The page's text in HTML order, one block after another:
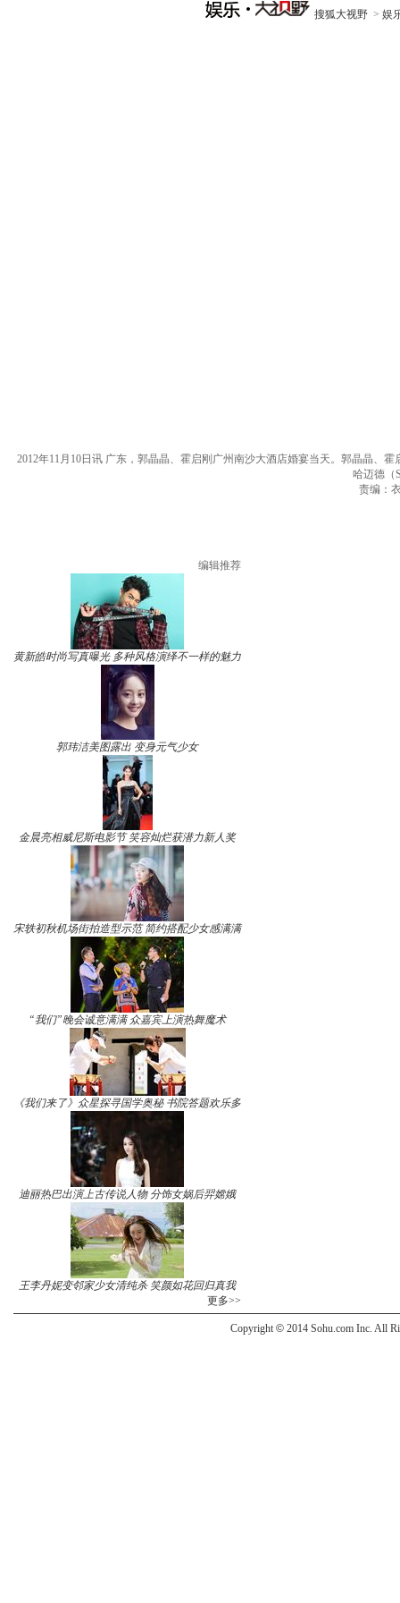
搜狐大视野 > 娱
2012年11月10日讯 广东，郭晶晶、霍启刚广州南沙大酒店婚宴当天。郭晶晶、
哈迈德（
责编：
编辑推荐
黄新皓时尚写真曝光 多种风格演绎不一样的魅力
郭玮洁美图露出 变身元气少女
金晨亮相威尼斯电影节 笑容灿烂获潜力新人奖
宋轶初秋机场街拍造型示范 简约搭配少女感满满
“我们”晚会诚意满满 众嘉宾上演热舞魔术
《我们来了》众星探寻国学奥秘 书院答题欢乐多
迪丽热巴出演上古传说人物 分饰女娲后羿嫦娥
王李丹妮变邻家少女清纯杀 笑颜如花回归真我
更多>>
Copyright © 2014 Sohu.com Inc. All